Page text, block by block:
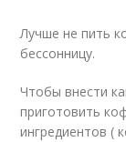
Лучше не пить
бессонницу.
Чтобы внести
приготовить
ингредиентов (